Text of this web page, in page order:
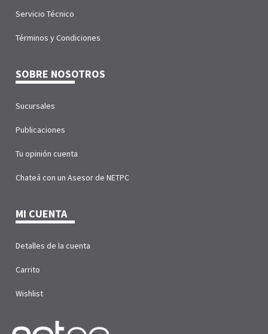
Servicio Técnico
Términos y Condiciones
SOBRE NOSOTROS
Sucursales
Publicaciones
Tu opinión cuenta
Chateá con un Asesor de NETPC
MI CUENTA
Detalles de la cuenta
Carrito
Wishlist